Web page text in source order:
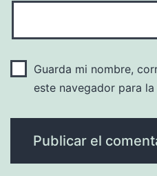
Guarda mi nombre,
este navegador para